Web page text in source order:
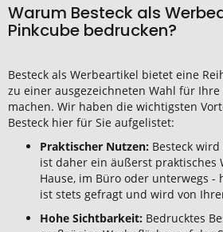
Warum Besteck als
Pinkcube bedrucken?
Besteck als Werbeartikel bietet eine
zu einer ausgezeichneten Wahl für
machen. Wir haben die wichtigsten
Besteck hier für Sie aufgelistet:
Praktischer Nutzen: Besteck
ist daher ein äußerst praktisches
Hause, im Büro oder unterwegs -
ist stets gefragt und wird von
Hohe Sichtbarkeit: Bedrucktes